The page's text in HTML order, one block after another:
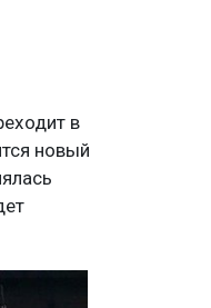
в
новый